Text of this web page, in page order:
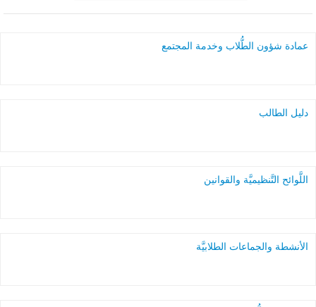
عمادة شؤون الطُّلاب وخدمة المجتمع
دليل الطالب
اللَّوائح التَّنظيميَّة والقوانين
الأنشطة والجماعات الطلابيَّة